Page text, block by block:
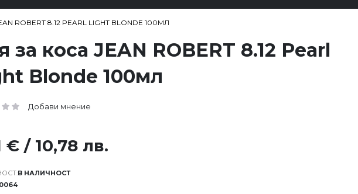
ROBERT 8.12 PEARL LIGHT BLONDE 100МЛ
за коса JEAN ROBERT 8.12 Pearl
Blonde 100мл
Добави мнение
В НАЛИЧНОСТ
€ / 10,78 лв.